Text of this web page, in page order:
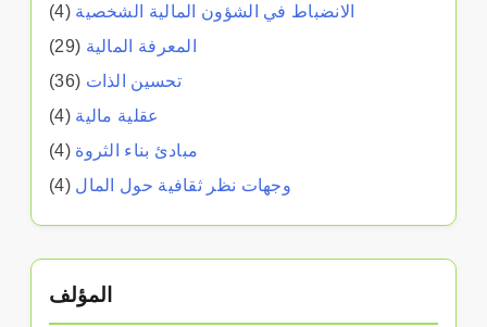
الانضباط في الشؤون المالية الشخصية (4)
المعرفة المالية (29)
تحسين الذات (36)
عقلية مالية (4)
مبادئ بناء الثروة (4)
وجهات نظر ثقافية حول المال (4)
المؤلف